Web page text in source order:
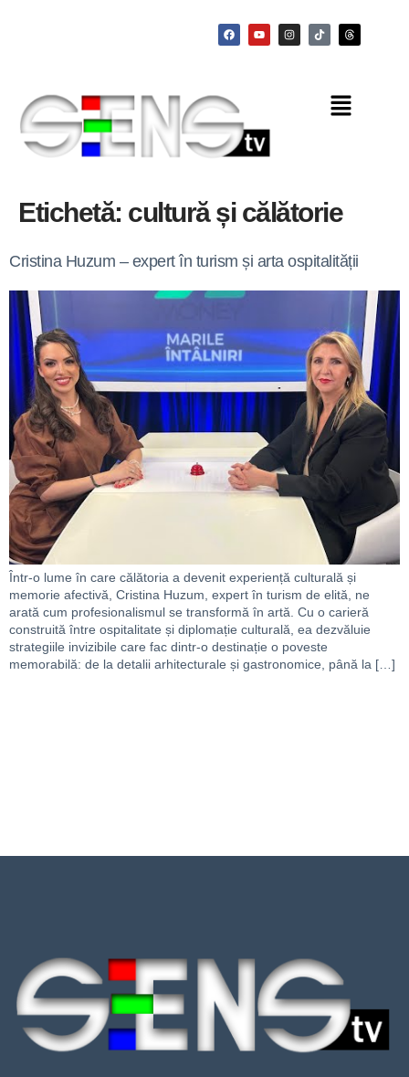
Etichetă: cultură și călătorie
Cristina Huzum – expert în turism și arta ospitalității
Într-o lume în care călătoria a devenit experiență culturală și
memorie afectivă, Cristina Huzum, expert în turism de elită, ne
arată cum profesionalismul se transformă în artă. Cu o carieră
construită între ospitalitate și diplomație culturală, ea dezvăluie
strategiile invizibile care fac dintr-o destinație o poveste
memorabilă: de la detalii arhitecturale și gastronomice, până la […]